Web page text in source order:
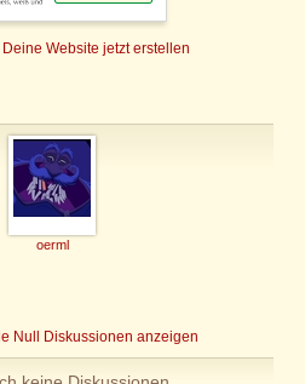
Website jetzt erstellen
oerml
Null Diskussionen anzeigen